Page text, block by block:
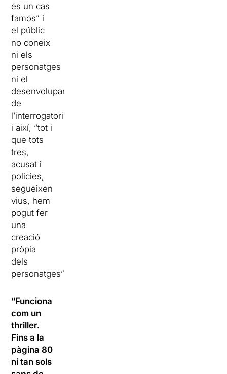
és un cas
famós” i
el públic
no coneix
ni els
personatges
ni el
desenvolupament
de
l’interrogatori
i així, “tot i
que tots
tres,
acusat i
policies,
segueixen
vius, hem
pogut fer
una
creació
pròpia
dels
personatges”.
“Funciona
com un
thriller.
Fins a la
pàgina 80
ni tan sols